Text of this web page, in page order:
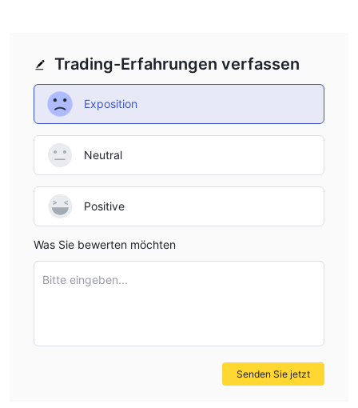
Trading-Erfahrungen verfassen
Exposition
Neutral
Positive
Was Sie bewerten möchten
Bitte eingeben...
Senden Sie jetzt